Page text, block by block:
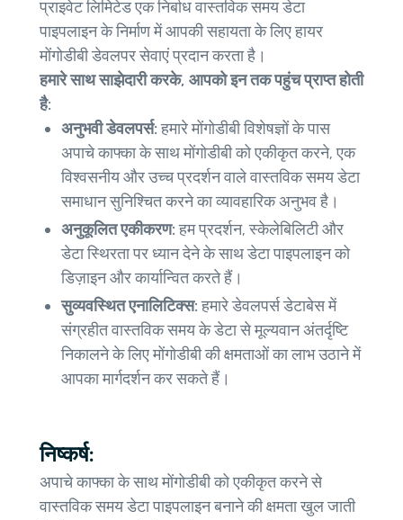
प्राइवेट लिमिटेड एक निर्बाध वास्तविक समय डेटा
पाइपलाइन के निर्माण में आपकी सहायता के लिए हायर
मोंगोडीबी डेवलपर सेवाएं प्रदान करता है।
हमारे साथ साझेदारी करके, आपको इन तक पहुंच प्राप्त होती
है:
अनुभवी डेवलपर्स:हमारे मोंगोडीबी विशेषज्ञों के पास
अपाचे काफ्का के साथ मोंगोडीबी को एकीकृत करने, एक
विश्वसनीय और उच्च प्रदर्शन वाले वास्तविक समय डेटा
समाधान सुनिश्चित करने का व्यावहारिक अनुभव है।
अनुकूलित एकीकरण:हम प्रदर्शन, स्केलेबिलिटी और
डेटा स्थिरता पर ध्यान देने के साथ डेटा पाइपलाइन को
डिज़ाइन और कार्यान्वित करते हैं।
सुव्यवस्थित एनालिटिक्स:हमारे डेवलपर्स डेटाबेस में
संग्रहीत वास्तविक समय के डेटा से मूल्यवान अंतर्दृष्टि
निकालने के लिए मोंगोडीबी की क्षमताओं का लाभ उठाने में
आपका मार्गदर्शन कर सकते हैं।
निष्कर्ष:
अपाचे काफ्का के साथ मोंगोडीबी को एकीकृत करने से
वास्तविक समय डेटा पाइपलाइन बनाने की क्षमता खुल जाती